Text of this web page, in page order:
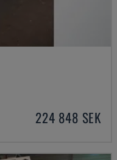
224 848 SEK